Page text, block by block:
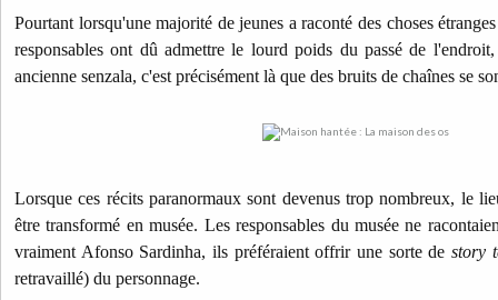
Pourtant lorsqu'une majorité de jeunes a raconté des choses
responsables ont dû admettre le lourd poids du passé de
ancienne senzala, c'est précisément là que des bruits de chaînes se
Lorsque ces récits paranormaux sont devenus trop nombreux, le
être transformé en musée. Les responsables du musée ne
vraiment Afonso Sardinha, ils préféraient offrir une sorte de story
retravaillé) du personnage.